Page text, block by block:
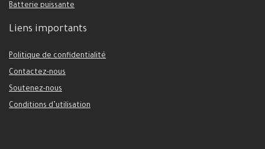
Batterie puissante
Liens importants
Politique de confidentialité
Contactez-nous
Soutenez-nous
Conditions d’utilisation